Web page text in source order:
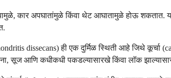
कार अपघातांमुळे किंवा थेट आघातामुळे होऊ
dissecans) ही एक दुर्मिळ स्थिती आहे जिथे कूर्चा
सूज आणि कधीकधी पकडल्यासारखे किंवा लॉक